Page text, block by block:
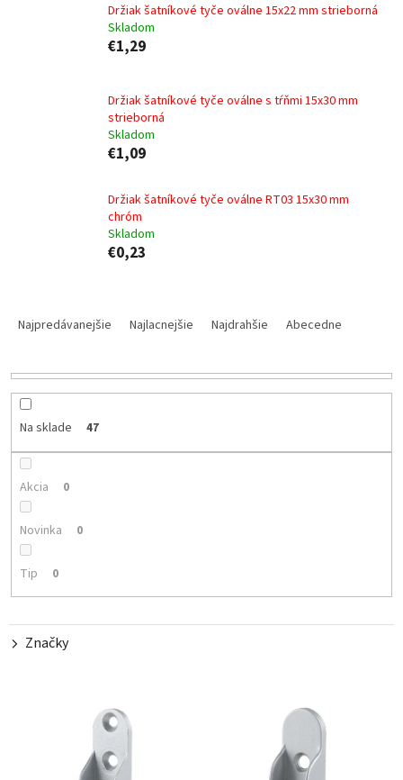
Držiak šatníkové tyče oválne 15x22 mm strieborná
Skladom
€1,29
Držiak šatníkové tyče oválne s tŕňmi 15x30 mm
strieborná
Skladom
€1,09
Držiak šatníkové tyče oválne RT03 15x30 mm
chróm
Skladom
€0,23
n
v
Najpredávanejšie Najlacnejšie Najdrahšie Abecedne
Na sklade 47
Akcia 0
Novinka 0
Tip 0
Značky